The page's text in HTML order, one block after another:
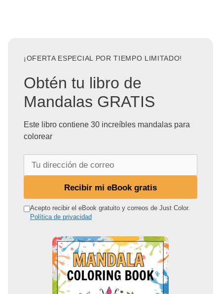
¡OFERTA ESPECIAL POR TIEMPO LIMITADO!
Obtén tu libro de
Mandalas GRATIS
Este libro contiene 30 increíbles mandalas para
colorear
r
Recibir mi eBook gratis
Acepto recibir el eBook gratuito y correos de Just Color.
Política de privacidad